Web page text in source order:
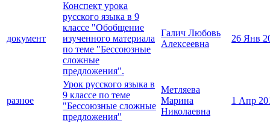
документ
Конспект урока
русского языка в 9
классе "Обобщение
изученного материала
по теме "Бессоюзные
сложные
предложения".
Галич Любовь
Алексеевна
26 Янв
разное
Урок русского языка в
9 классе по теме
"Бессоюзные сложные
предложения"
Метляева
Марина
Николаевна
1 Апр